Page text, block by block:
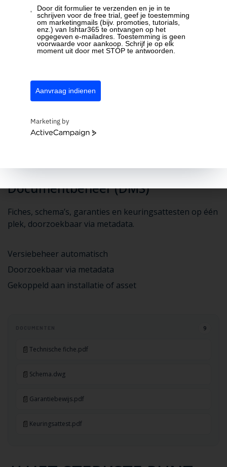
Rechten per rol
Audit trail per record
Technieker
Onderaannemer
Kantoor
Documentbeheer (DMS)
Fiches, schema’s, garanties en keuringsattesten op één
plek, doorzoekbaar via metadata.
Versiebeheer automatisch
Doorzoekbaar via metadata
Gekoppeld aan installatie of asset
9
📄 Technische fiche.pdf
📄 Schema.dwg
📄 Garantiebewijs.pdf
📄 Keuringsattest.pdf
Door dit formulier te verzenden en je in te
schrijven voor de free trial, geef je toestemming
om marketingmails (bijv. promoties, tutorials,
enz.) van Ishtar365 te ontvangen op het
opgegeven e-mailadres. Toestemming is geen
voorwaarde voor aankoop. Schrijf je op elk
moment uit door met STOP te antwoorden.
Aanvraag indienen
Marketing by
ActiveCampaign